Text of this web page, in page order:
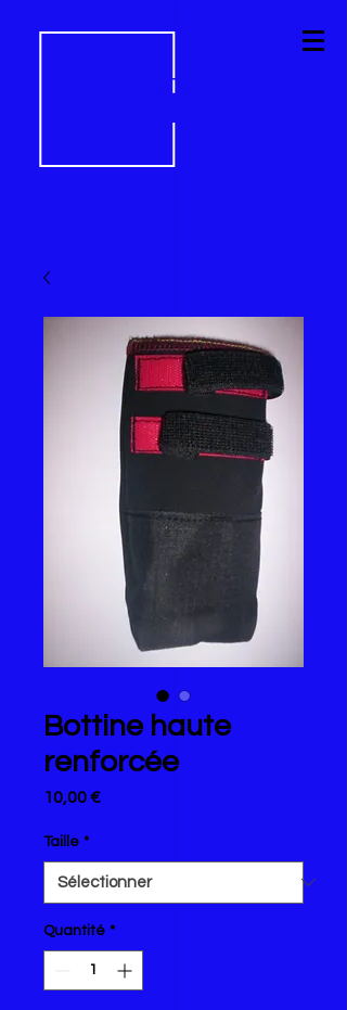
Bottine haute
renforcée
10,00 €Prix
Taille *
Quantité *